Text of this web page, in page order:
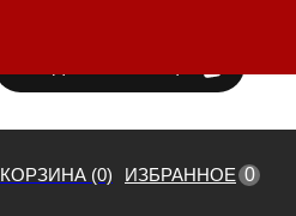
КОРЗИНА (0) ИЗБРАННОЕ 0